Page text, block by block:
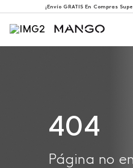
¡Envío GRATIS En Compras
404
Página no